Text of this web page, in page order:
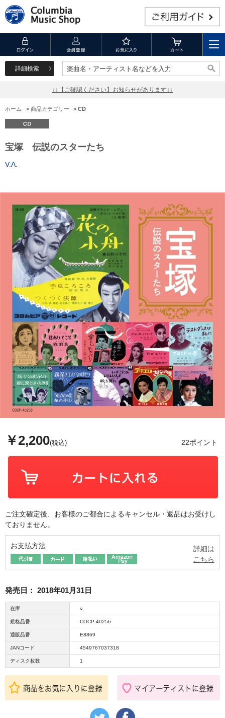
詳細検索 楽曲名・アーティスト名などを入力
楽曲名・アーティスト名などを入力
↓↓【ご確認ください】お知らせがあります↓↓
ホーム > 商品カテゴリー > CD
宝塚 伝説のスターたち
V.A.
￥2,200(税込) 22ポイント
ご注文確定後、お客様のご都合によるキャンセル・返品はお受けし
ておりません。
お支払方法
詳細は
こちら
発売日： 2018年01月31日
在庫 ○
規格品番 COCP-40256
通販品番 E8869
JANコード 4549767037318
ディスク枚数 1